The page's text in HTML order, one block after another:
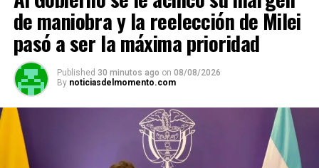
de maniobra y la reelección de Milei
pasó a ser la máxima prioridad
Published 30 minutos ago on 08/08/2026
By noticiasdelmomento.com